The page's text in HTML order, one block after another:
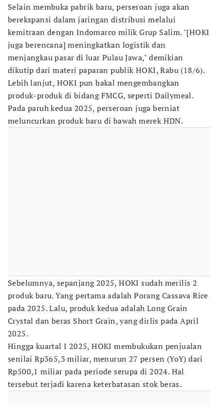
Selain membuka pabrik baru, perseroan juga akan
berekspansi dalam jaringan distribusi melalui
kemitraan dengan Indomarco milik Grup Salim. "[HOKI
juga berencana] meningkatkan logistik dan
menjangkau pasar di luar Pulau Jawa," demikian
dikutip dari materi paparan publik HOKI, Rabu (18/6).
Lebih lanjut, HOKI pun bakal mengembangkan
produk-produk di bidang FMCG, seperti Dailymeal.
Pada paruh kedua 2025, perseroan juga berniat
meluncurkan produk baru di bawah merek HDN.
Sebelumnya, sepanjang 2025, HOKI sudah merilis 2
produk baru. Yang pertama adalah Porang Cassava Rice
pada 2025. Lalu, produk kedua adalah Long Grain
Crystal dan beras Short Grain, yang dirlis pada April
2025.
Hingga kuartal I 2025, HOKI membukukan penjualan
senilai Rp365,3 miliar, menurun 27 persen (YoY) dari
Rp500,1 miliar pada periode serupa di 2024. Hal
tersebut terjadi karena keterbatasan stok beras.